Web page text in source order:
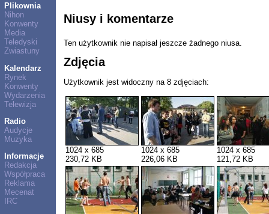
Plikownia
Nihon
Konwenty
Media
Teledyski
Zwiastuny
Kalendarz
Rynek
Konwenty
Wydarzenia
Telewizja
Radio
Audycje
Muzyka
Informacje
Redakcja
Współpraca
Reklama
Mecenat
IRC
Niusy i komentarze
Ten użytkownik nie napisał jeszcze żadnego niusa.
Zdjęcia
Użytkownik jest widoczny na 8 zdjęciach:
1024 x 685
230,72 KB
1024 x 685
226,06 KB
1024 x 685
121,72 KB